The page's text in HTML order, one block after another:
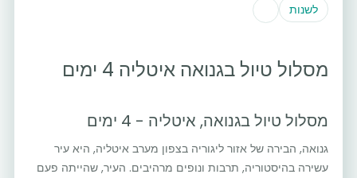
לשנות
מסלול טיול בגנואה איטליה 4 ימים
מסלול טיול בגנואה, איטליה - 4 ימים
גנואה, הבירה של אזור ליגוריה בצפון מערב איטליה, היא עיר
עשירה בהיסטוריה, תרבות ונופים מרהיבים. העיר, שהייתה פעם